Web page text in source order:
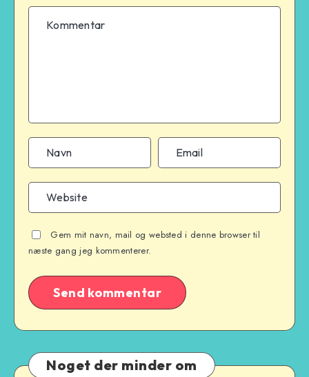
Gem mit navn, mail og websted i denne browser til
næste gang jeg kommenterer.
Noget der minder om